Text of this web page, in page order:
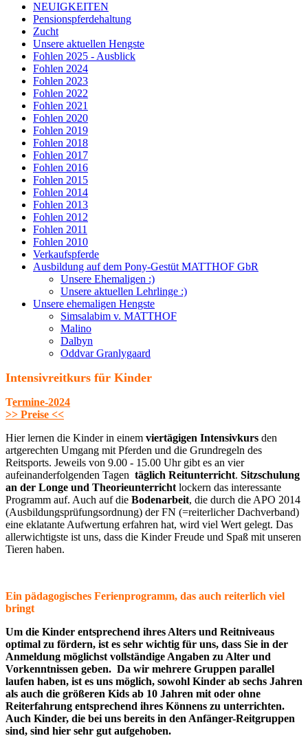
NEUIGKEITEN
Pensionspferdehaltung
Zucht
Unsere aktuellen Hengste
Fohlen 2025 - Ausblick
Fohlen 2024
Fohlen 2023
Fohlen 2022
Fohlen 2021
Fohlen 2020
Fohlen 2019
Fohlen 2018
Fohlen 2017
Fohlen 2016
Fohlen 2015
Fohlen 2014
Fohlen 2013
Fohlen 2012
Fohlen 2011
Fohlen 2010
Verkaufspferde
Ausbildung auf dem Pony-Gestüt MATTHOF GbR
Unsere Ehemaligen :)
Unsere aktuellen Lehrlinge :)
Unsere ehemaligen Hengste
Simsalabim v. MATTHOF
Malino
Dalbyn
Oddvar Granlygaard
Intensivreitkurs für Kinder
Termine-2024
>> Preise <<
Hier lernen die Kinder in einem viertägigen Intensivkurs den
artgerechten Umgang mit Pferden und die Grundregeln des
Reitsports. Jeweils von 9.00 - 15.00 Uhr gibt es an vier
aufeinanderfolgenden Tagen täglich Reitunterricht. Sitzschulung
an der Longe und Theorieunterricht lockern das interessante
Programm auf. Auch auf die Bodenarbeit, die durch die APO 2014
(Ausbildungsprüfungsordnung) der FN (=reiterlicher Dachverband)
eine eklatante Aufwertung erfahren hat, wird viel Wert gelegt. Das
allerwichtigste ist uns, dass die Kinder Freude und Spaß mit unseren
Tieren haben.
Ein pädagogisches Ferienprogramm, das auch reiterlich viel
bringt
Um die Kinder entsprechend ihres Alters und Reitniveaus
optimal zu fördern, ist es sehr wichtig für uns, dass Sie in der
Anmeldung möglichst vollständige Angaben zu Alter und
Vorkenntnissen geben. Da wir mehrere Gruppen parallel
laufen haben, ist es uns möglich, sowohl Kinder ab sechs Jahren
als auch die größeren Kids ab 10 Jahren mit oder ohne
Reiterfahrung entsprechend ihres Könnens zu unterrichten.
Auch Kinder, die bei uns bereits in den Anfänger-Reitgruppen
sind, sind hier sehr gut aufgehoben.